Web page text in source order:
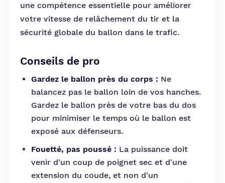
une compétence essentielle pour améliorer
votre vitesse de relâchement du tir et la
sécurité globale du ballon dans le trafic.
Conseils de pro
Gardez le ballon près du corps : Ne
balancez pas le ballon loin de vos hanches.
Gardez le ballon près de votre bas du dos
pour minimiser le temps où le ballon est
exposé aux défenseurs.
Fouetté, pas poussé : La puissance doit
venir d'un coup de poignet sec et d'une
extension du coude, et non d'un